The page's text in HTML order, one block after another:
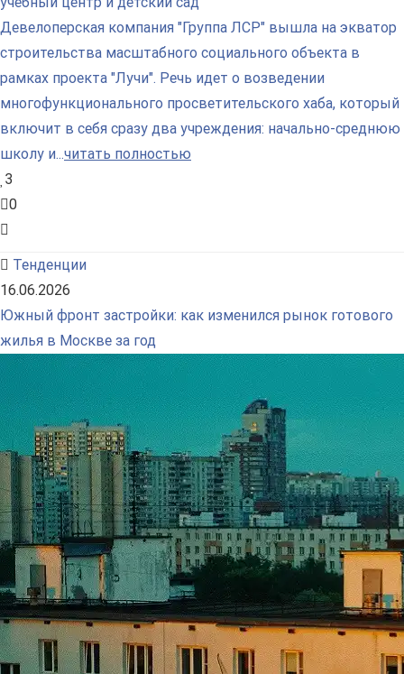
Девелоперская компания "Группа ЛСР" вышла на экватор
строительства масштабного социального объекта в
рамках проекта "Лучи". Речь идет о возведении
многофункционального просветительского хаба, который
включит в себя сразу два учреждения: начально-среднюю
школу и...читать полностью
3
0
Тенденции
16.06.2026
Южный фронт застройки: как изменился рынок готового
жилья в Москве за год